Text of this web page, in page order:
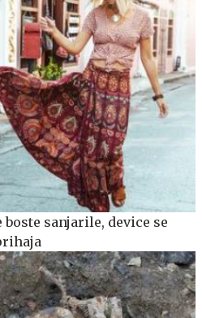
sanjarile, device se